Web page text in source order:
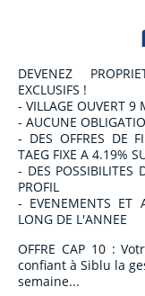
DEVENEZ
EXCLUSIFS !
- VILLAGE OUVERT 9
- AUCUNE
- DES OFFRES DE
TAEG FIXE A 4.19%
- DES POSSIBILITES
PROFIL
- EVENEMENTS ET
LONG DE L'ANNEE
OFFRE CAP 10 :
confiant à Siblu la
semaine